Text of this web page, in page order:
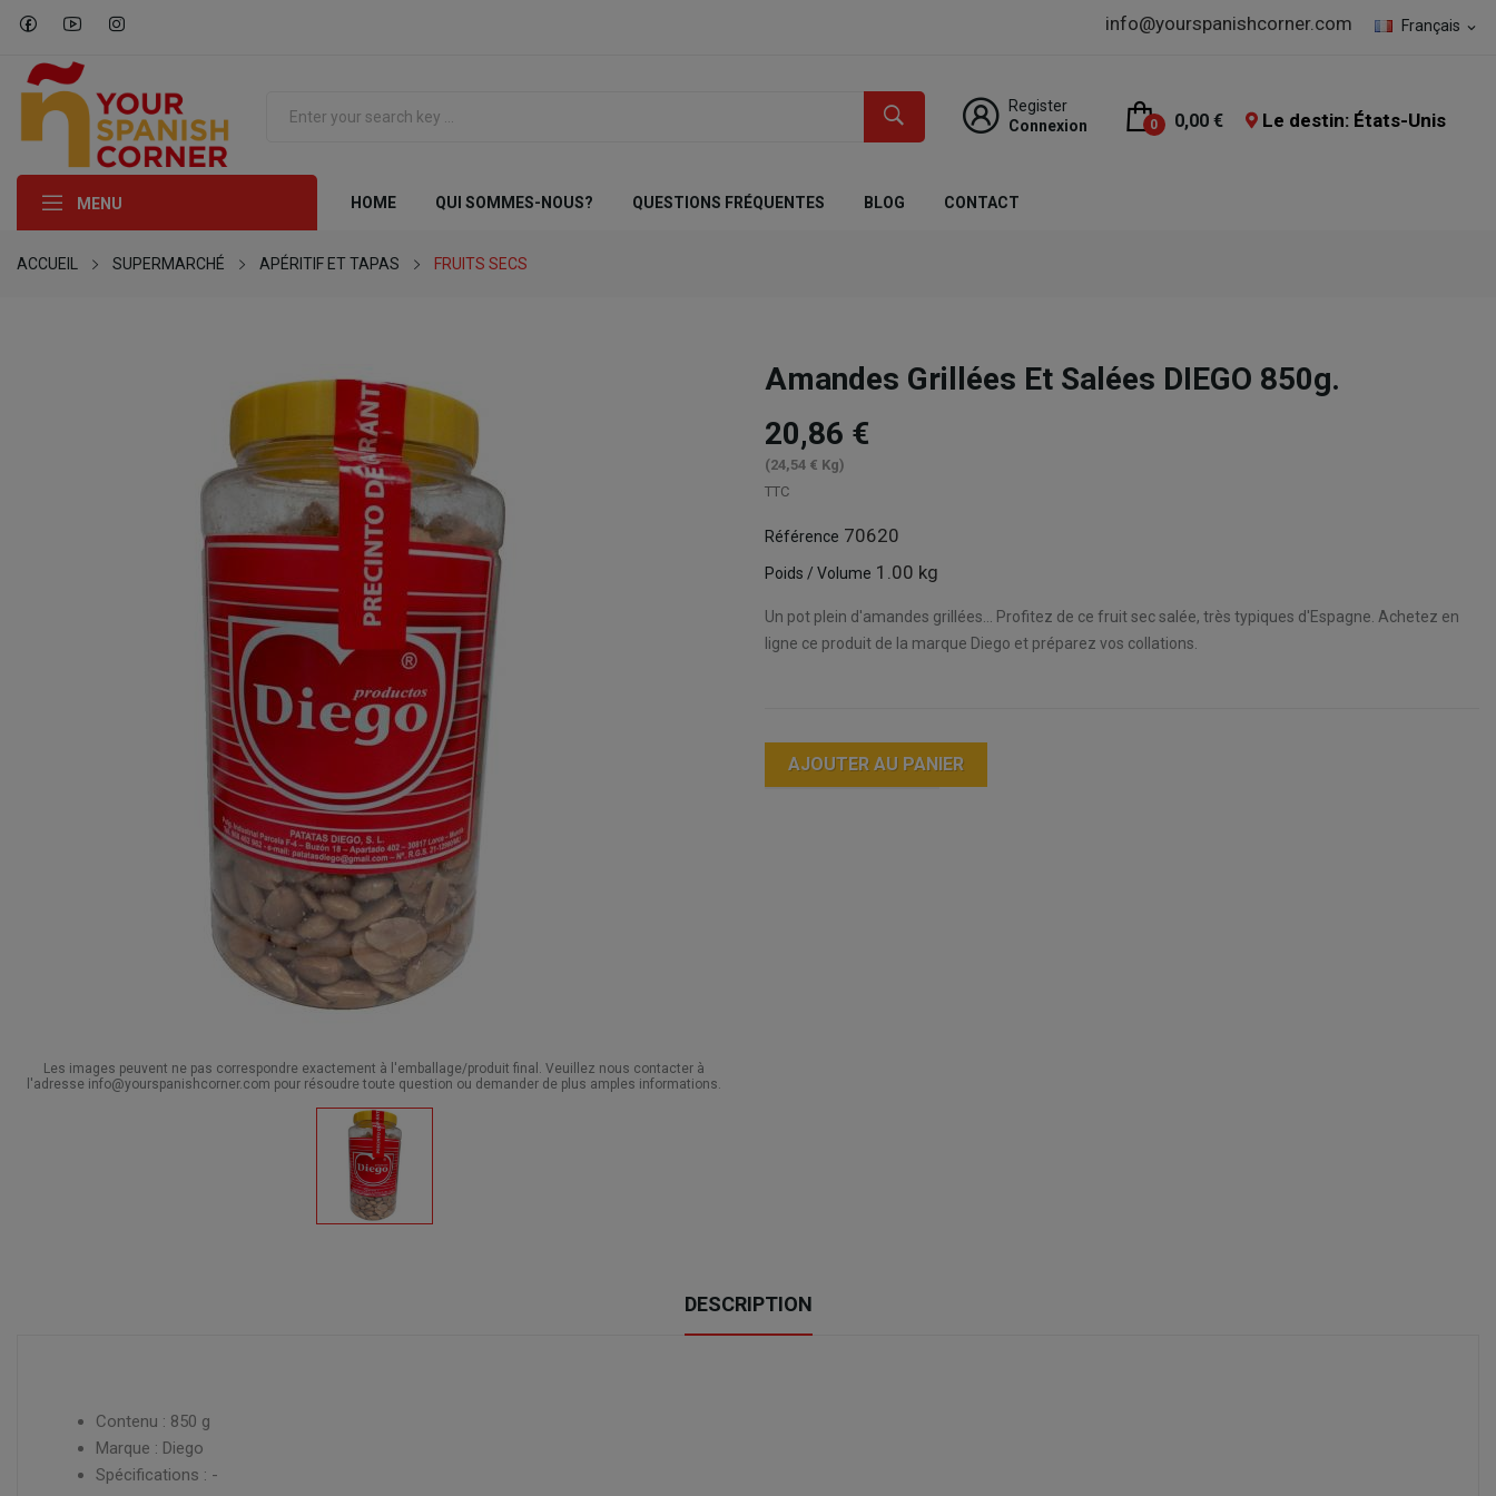
Français expand_more
info@yourspanishcorner.com
Register
Connexion
0 0,00 € Le destin: États-Unis
MENU HOME QUI SOMMES-NOUS? QUESTIONS FRÉQUENTES BLOG CONTACT
ACCUEIL SUPERMARCHÉ APÉRITIF ET TAPAS FRUITS SECS
Les images peuvent ne pas correspondre exactement à l'emballage/produit final. Veuillez nous contacter à
l'adresse info@yourspanishcorner.com pour résoudre toute question ou demander de plus amples informations.
Amandes Grillées Et Salées DIEGO 850g.
20,86 €
(24,54 € Kg)
TTC
Référence 70620
Poids / Volume 1.00 kg
Un pot plein d'amandes grillées... Profitez de ce fruit sec salée, très typiques d'Espagne. Achetez en
ligne ce produit de la marque Diego et préparez vos collations.
AJOUTER AU PANIER
DESCRIPTION
Contenu : 850 g
Marque : Diego
Spécifications : -